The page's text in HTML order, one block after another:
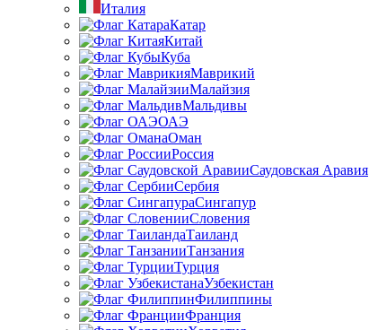
Италия
Катар
Китай
Куба
Маврикий
Малайзия
Мальдивы
ОАЭ
Оман
Россия
Саудовская Аравия
Сербия
Сингапур
Словения
Таиланд
Танзания
Турция
Узбекистан
Филиппины
Франция